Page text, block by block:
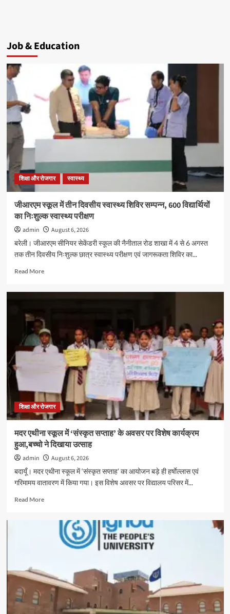
Job & Education
शिक्षा और रोजगार स्वास्थ्य
जीआरएम स्कूल में तीन दिवसीय स्वास्थ्य शिविर सम्पन्न, 600 विद्यार्थियों
का निःशुल्क स्वास्थ्य परीक्षण
admin
August 6, 2026
बरेली। जीआरएम सीनियर सेकेंडरी स्कूल की नैनीताल रोड शाखा में 4 से 6 अगस्त
तक तीन दिवसीय निःशुल्क छात्र स्वास्थ्य परीक्षण एवं जागरूकता शिविर का...
Read MoreRead
में
तीन
दिवसीय
स्वास्थ्य
विद्यार्थियों
का
निःशुल्क
स्वास्थ्य
शिक्षा और रोजगार
मदर एथीना स्कूल में ‘संस्कृत सप्ताह’ के अवसर पर विशेष कार्यक्रम
हुआ,बच्चो ने दिखाया उत्साह
admin
August 6, 2026
बदायूँ। मदर एथीना स्कूल में ‘संस्कृत सप्ताह’ का आयोजन बड़े ही हर्षाेल्लास एवं
गरिमामय वातावरण में किया गया। इस विशेष अवसर पर विद्यालय परिसर में...
Read MoreRead
सप्ताह’
के
अवसर